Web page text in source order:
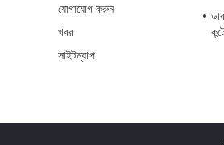
যোগাযোগ করুন
খবর
সাইটম্যাপ